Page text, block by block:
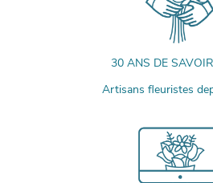
30 ANS DE
Artisans fleuristes